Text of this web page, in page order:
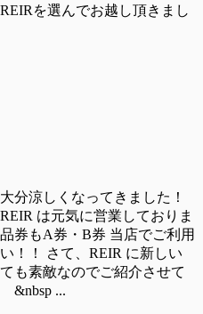
を選んでお越し頂きまし
分涼しくなってきました！
は元気に営業しておりま
券もA券・B券 当店でご利用
！！ さて、REIR に新しい
も素敵なのでご紹介させて
...